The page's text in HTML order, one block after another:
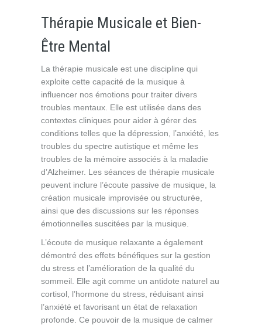
Thérapie Musicale et Bien-
Être Mental
La thérapie musicale est une discipline qui
exploite cette capacité de la musique à
influencer nos émotions pour traiter divers
troubles mentaux. Elle est utilisée dans des
contextes cliniques pour aider à gérer des
conditions telles que la dépression, l’anxiété, les
troubles du spectre autistique et même les
troubles de la mémoire associés à la maladie
d’Alzheimer. Les séances de thérapie musicale
peuvent inclure l’écoute passive de musique, la
création musicale improvisée ou structurée,
ainsi que des discussions sur les réponses
émotionnelles suscitées par la musique.
L’écoute de musique relaxante a également
démontré des effets bénéfiques sur la gestion
du stress et l’amélioration de la qualité du
sommeil. Elle agit comme un antidote naturel au
cortisol, l’hormone du stress, réduisant ainsi
l’anxiété et favorisant un état de relaxation
profonde. Ce pouvoir de la musique de calmer